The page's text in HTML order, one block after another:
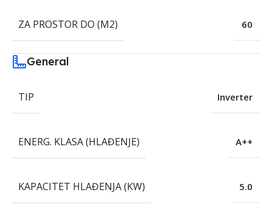
ZA PROSTOR DO (M2) 60
General
TIP Inverter
ENERG. KLASA (HLAĐENJE) A++
KAPACITET HLAĐENJA (KW) 5.0